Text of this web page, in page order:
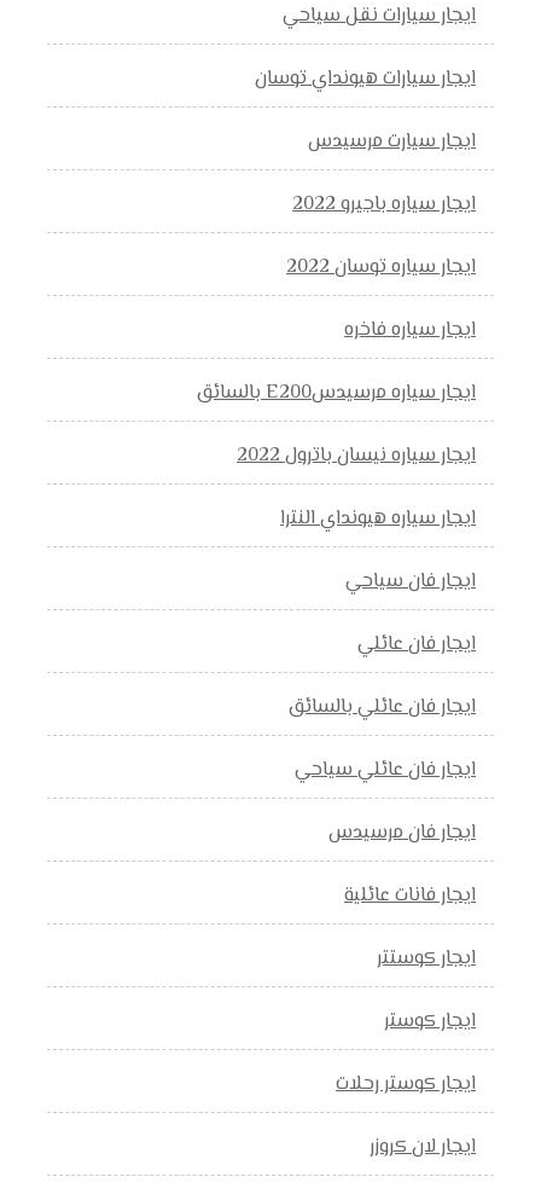
ايجار سيارات نقل سياحي
ايجار سيارات هيونداي توسان
ايجار سيارت مرسيدس
ايجار سياره باجيرو 2022
ايجار سياره توسان 2022
ايجار سياره فاخره
ايجار سياره مرسيدسE200 بالسائق
ايجار سياره نيسان باترول 2022
ايجار سياره هيونداي النترا
ايجار فان سياحي
ايجار فان عائلي
ايجار فان عائلي بالسائق
ايجار فان عائلي سياحي
ايجار فان مرسيدس
ايجار فانات عائلية
ايجار كوستتر
ايجار كوستر
ايجار كوستر رحلات
ايجار لان كروزر